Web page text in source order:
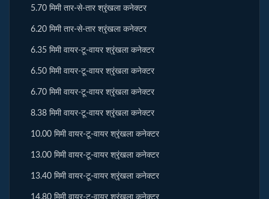
5.70 मिमी तार-से-तार श्रृंखला कनेक्टर
6.20 मिमी तार-से-तार श्रृंखला कनेक्टर
6.35 मिमी वायर-टू-वायर श्रृंखला कनेक्टर
6.50 मिमी वायर-टू-वायर श्रृंखला कनेक्टर
6.70 मिमी वायर-टू-वायर श्रृंखला कनेक्टर
8.38 मिमी वायर-टू-वायर श्रृंखला कनेक्टर
10.00 मिमी वायर-टू-वायर श्रृंखला कनेक्टर
13.00 मिमी वायर-टू-वायर श्रृंखला कनेक्टर
13.40 मिमी वायर-टू-वायर श्रृंखला कनेक्टर
14.80 मिमी वायर-टू-वायर श्रृंखला कनेक्टर